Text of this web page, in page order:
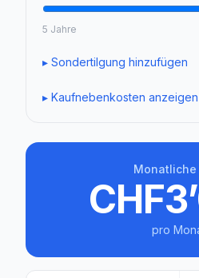
5 Jahre
▸ Sondertilgung hinzufügen
▸ Kaufnebenkosten anzeigen
Monatliche
pro